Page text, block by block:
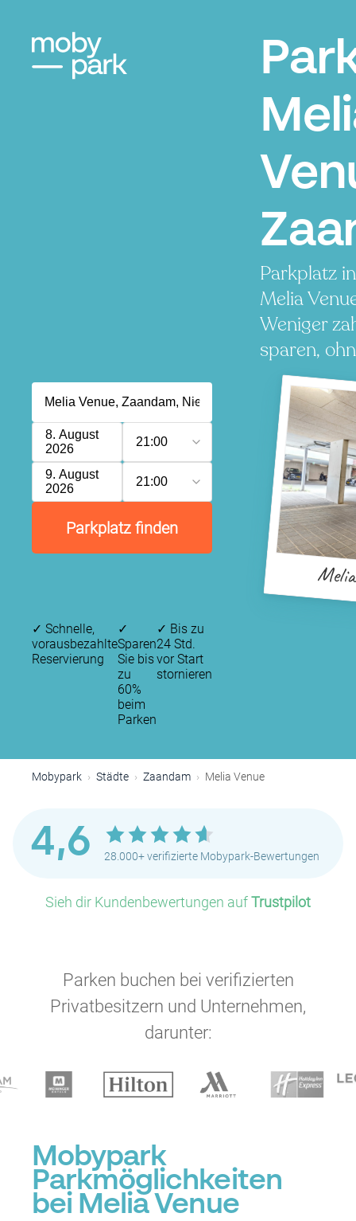
Parkplatz
Melia
Weniger
sparen,
8. August
2026
21:00
9. August
2026
21:00
Parkplatz finden
✓ Schnelle,
vorausbezahlte
Reservierung
✓
Sparen
Sie bis
zu
60%
beim
Parken
✓ Bis zu
24 Std.
vor Start
stornieren
Mobypark Städte Zaandam Melia Venue
4,6 28.000+ verifizierte Mobypark-Bewertungen
Sieh dir Kundenbewertungen aufTrustpilot
Parken buchen bei verifizierten
Privatbesitzern und Unternehmen,
darunter:
Mobypark
Parkmöglichkeiten
bei Melia Venue